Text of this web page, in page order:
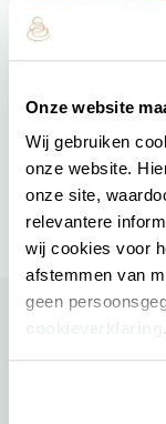
Onze website
Wij gebruiken
onze website.
onze site,
relevantere
wij cookies voor
afstemmen van
geen
.